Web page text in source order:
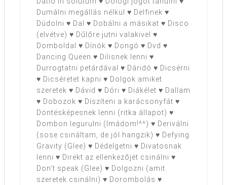
Dumálni megállás nélkül ♥ Delfinek ♥
Dúdolni ♥ Dal ♥ Dobálni a másikat ♥ Disco
(elvétve) ♥ Dűlőre jutni valakivel ♥
Domboldal ♥ Dínók ♥ Dongó ♥ Dvd ♥
Dancing Queen ♥ Dilisnek lenni ♥
Durrogtatni petárdával ♥ Dáridó ♥ Dicsérni
♥ Dicséretet kapni ♥ Dolgok amiket
szeretek ♥ Dávid ♥ Dóri ♥ Diákélet ♥ Dallam
♥ Dobozok ♥ Díszíteni a karácsonyfát ♥
Döntésképesnek lenni (ritka állapot) ♥
Dombon legurulni (Imádom!^^) ♥ Deriválni
(sose csináltam, de jól hangzik) ♥ Defying
Gravity (Glee) ♥ Dédelgetni ♥ Divatosnak
lenni ♥ Direkt az ellenkezőjét csinálni ♥
Don’t speak (Glee) ♥ Dolgozni (amit
szeretek csinálni) ♥ Dorombolás ♥